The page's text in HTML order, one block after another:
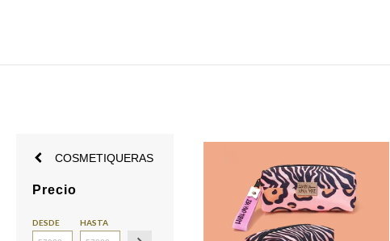
COSMETIQUERAS
Precio
DESDE HASTA